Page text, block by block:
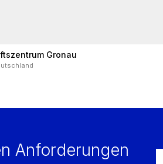
Gronau
Anforderungen